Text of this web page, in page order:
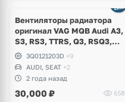
Вентиляторы радиатора
оригинал VAG MQB Audi A3,
S3, RS3, TTRS, Q3, RSQ3,
Volkswagen Tiguan 2,
Allspace, Arteon, Passat B8,
Multivan, Transporter T6,
Skoda Kodiaq, Karoq,
Superb
3Q0121203D +9
AUDI, SEAT +2
2 года назад
30,000 ₽ 658